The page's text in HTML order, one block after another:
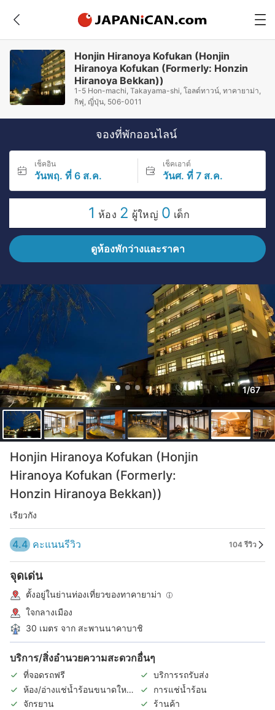
Honjin Hiranoya Kofukan (Honjin
Hiranoya Kofukan (Formerly: Honzin
Hiranoya Bekkan))
1-5 Hon-machi, Takayama-shi, โอลด์ทาวน์, ทาคายาม่า,
กิฟุ, ญี่ปุ่น, 506-0011
จองที่พักออนไลน์
เช็คอิน
วันพฤ. ที่ 6 ส.ค.
เช็คเอาต์
วันศ. ที่ 7 ส.ค.
1 ห้อง 2 ผู้ใหญ่ 0 เด็ก
ดูห้องพักว่างและราคา
1/67
Honjin Hiranoya Kofukan (Honjin
Hiranoya Kofukan (Formerly:
Honzin Hiranoya Bekkan))
เรียวกัง
4.4 คะแนนรีวิว 104 รีวิว
จุดเด่น
ตั้งอยู่ในย่านท่องเที่ยวของทาคายาม่า
ใจกลางเมือง
30 เมตร จาก สะพานนาคาบาชิ
บริการ/สิ่งอำนวยความสะดวกอื่นๆ
ที่จอดรถฟรี
บริการรถรับส่ง
ห้อง/อ่างแช่น้ำร้อนขนาดใหญ่
ในร่ม
การแช่น้ำร้อน
จักรยาน
ร้านค้า